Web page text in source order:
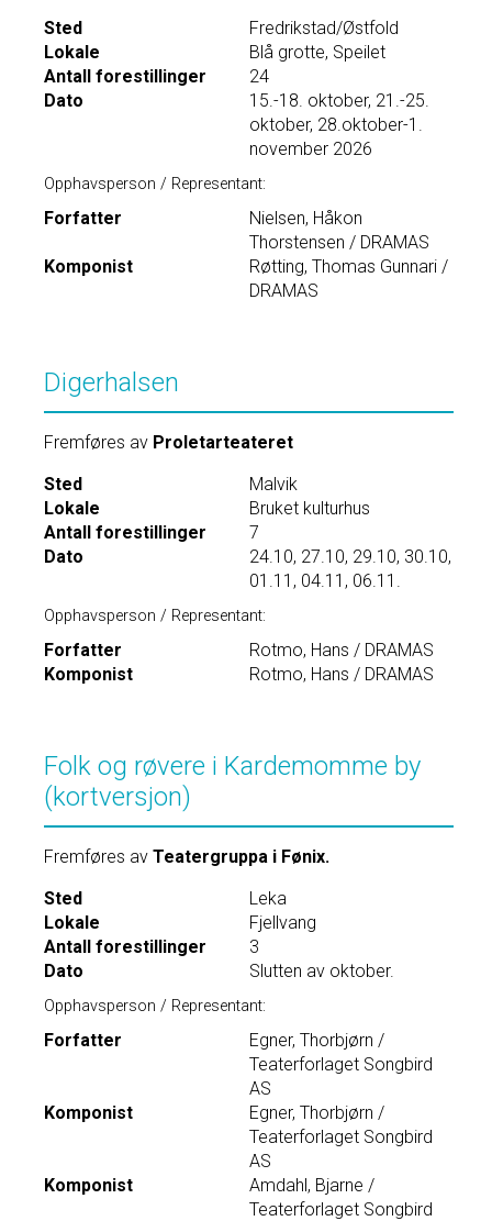
Sted
Fredrikstad/Østfold
Lokale
Blå grotte, Speilet
Antall forestillinger
24
Dato
15.-18. oktober, 21.-25.
oktober, 28.oktober-1.
november 2026
Opphavsperson / Representant:
Forfatter
Nielsen, Håkon
Thorstensen / DRAMAS
Komponist
Røtting, Thomas Gunnari /
DRAMAS
Digerhalsen
Fremføres av Proletarteateret
Sted
Malvik
Lokale
Bruket kulturhus
Antall forestillinger
7
Dato
24.10, 27.10, 29.10, 30.10,
01.11, 04.11, 06.11.
Opphavsperson / Representant:
Forfatter
Rotmo, Hans / DRAMAS
Komponist
Rotmo, Hans / DRAMAS
Folk og røvere i Kardemomme by
(kortversjon)
Fremføres av Teatergruppa i Fønix.
Sted
Leka
Lokale
Fjellvang
Antall forestillinger
3
Dato
Slutten av oktober.
Opphavsperson / Representant:
Forfatter
Egner, Thorbjørn /
Teaterforlaget Songbird
AS
Komponist
Egner, Thorbjørn /
Teaterforlaget Songbird
AS
Komponist
Amdahl, Bjarne /
Teaterforlaget Songbird